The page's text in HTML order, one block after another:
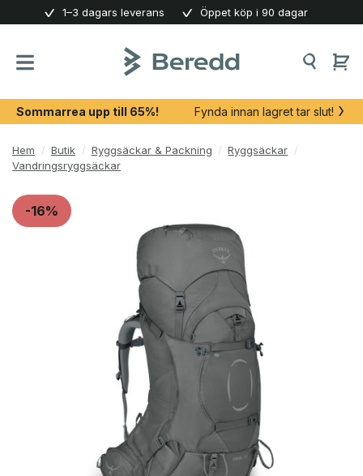
content
1–3 dagars leverans Öppet köp i 90 dagar
Sommarrea upp till 65%! Fynda innan lagret tar slut!
Hem / Butik / Ryggsäckar & Packning / Ryggsäckar /
Vandringsryggsäckar
-16%